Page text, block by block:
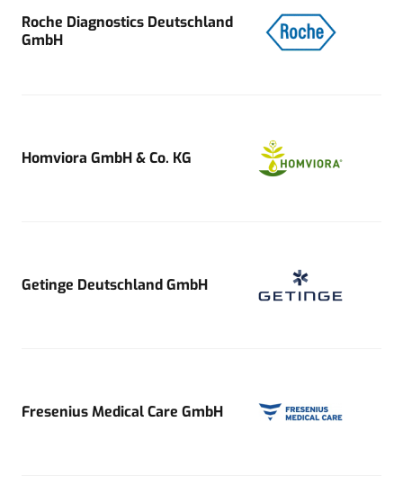
Roche Diagnostics Deutschland
GmbH
Homviora GmbH & Co. KG
Getinge Deutschland GmbH
Fresenius Medical Care GmbH